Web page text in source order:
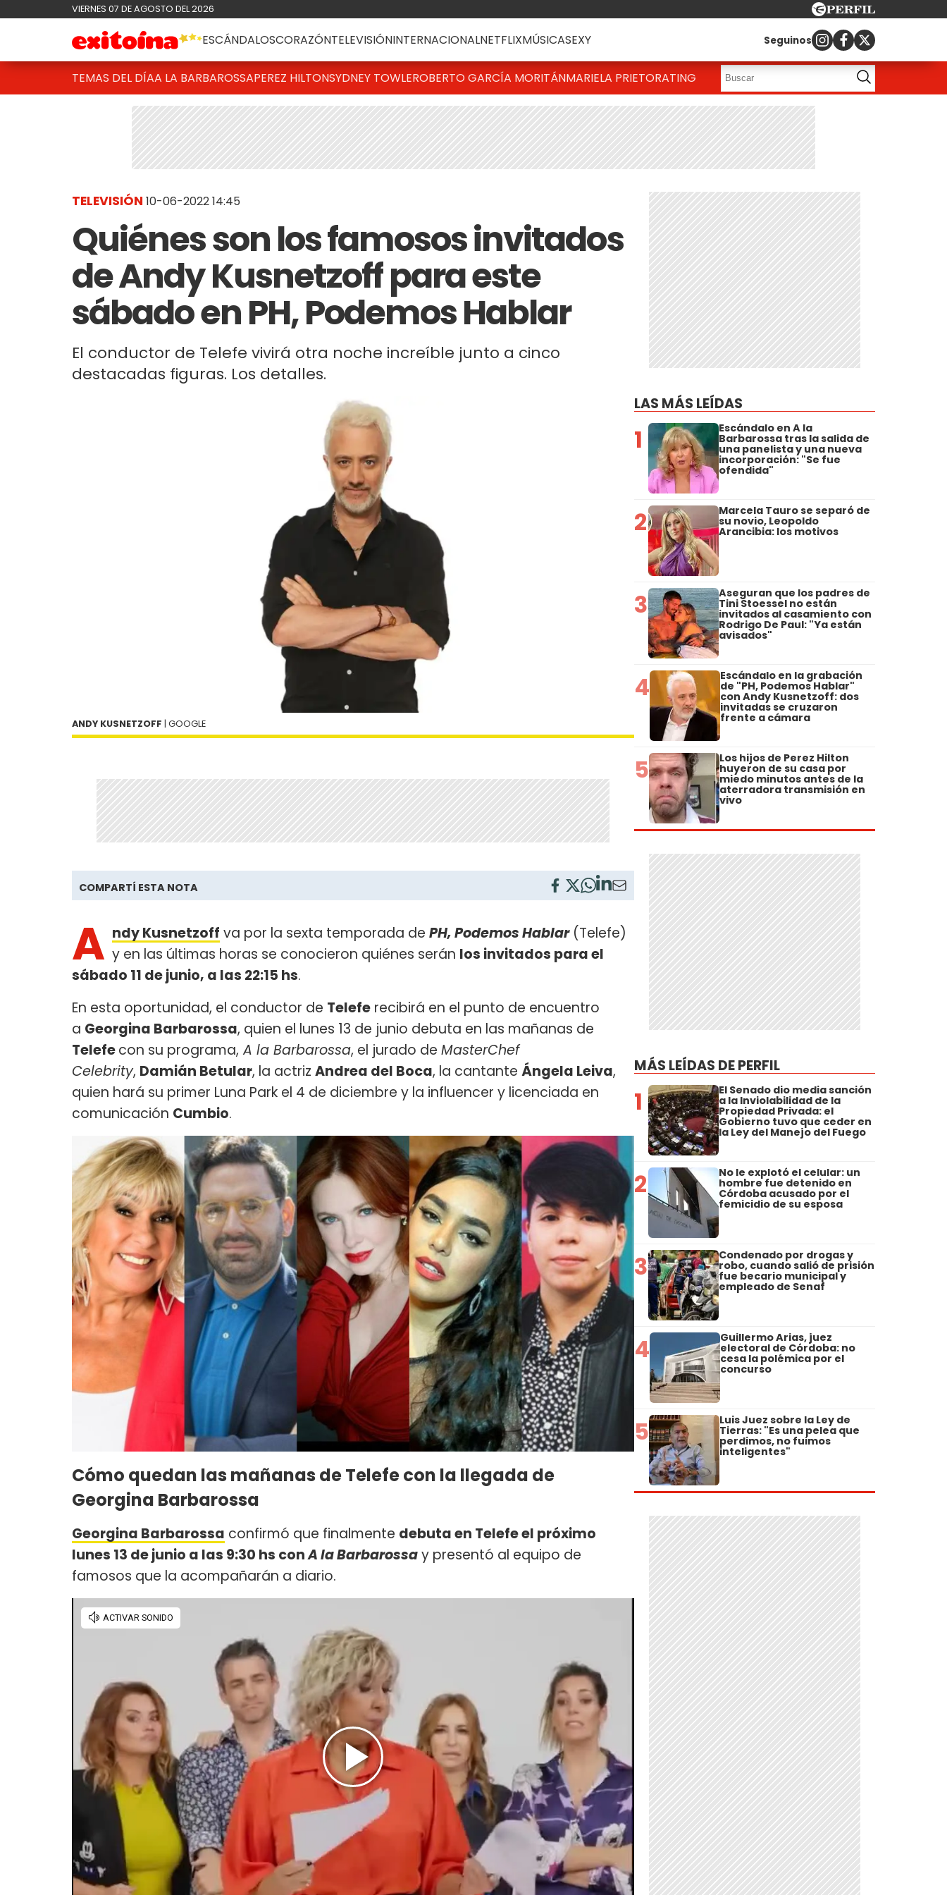
VIERNES 07 DE AGOSTO DEL 2026
ESCÁNDALOSCORAZÓNTELEVISIÓNINTERNACIONALNETFLIXMÚSICASEXY Seguinos
TEMAS DEL DÍAA LA BARBAROSSAPEREZ HILTONSYDNEY TOWLEROBERTO GARCÍA MORITÁNMARIELA PRIETORATING
TELEVISIÓN 10-06-2022 14:45
Quiénes son los famosos invitados
de Andy Kusnetzoff para este
sábado en PH, Podemos Hablar
El conductor de Telefe vivirá otra noche increíble junto a cinco
destacadas figuras. Los detalles.
ANDY KUSNETZOFF | GOOGLE
COMPARTÍ ESTA NOTA
A ndy Kusnetzoff va por la sexta temporada de PH, Podemos Hablar(Telefe)
y en las últimas horas se conocieron quiénes serán los invitados para el
sábado 11 de junio, a las 22:15 hs.
En esta oportunidad, el conductor de Telefe recibirá en el punto de encuentro
a Georgina Barbarossa, quien el lunes 13 de junio debuta en las mañanas de
Telefecon su programa, A la Barbarossa, el jurado de MasterChef
Celebrity, Damián Betular, la actriz Andrea del Boca, la cantante Ángela Leiva,
quien hará su primer Luna Park el 4 de diciembre y la influencer y licenciada en
comunicación Cumbio.
Cómo quedan las mañanas de Telefe con la llegada de
Georgina Barbarossa
Georgina Barbarossa confirmó que finalmente debuta en Telefe el próximo
lunes 13 de junio a las 9:30 hs conA la Barbarossay presentó al equipo de
famosos que la acompañarán a diario.
LAS MÁS LEÍDAS
1 Escándalo en A la
Barbarossa tras la salida de
una panelista y una nueva
incorporación: "Se fue
ofendida"
2 Marcela Tauro se separó de
su novio, Leopoldo
Arancibia: los motivos
3 Aseguran que los padres de
Tini Stoessel no están
invitados al casamiento con
Rodrigo De Paul: "Ya están
avisados"
4 Escándalo en la grabación
de "PH, Podemos Hablar"
con Andy Kusnetzoff: dos
invitadas se cruzaron
frente a cámara
5 Los hijos de Perez Hilton
huyeron de su casa por
miedo minutos antes de la
aterradora transmisión en
vivo
MÁS LEÍDAS DE PERFIL
1 El Senado dio media sanción
a la Inviolabilidad de la
Propiedad Privada: el
Gobierno tuvo que ceder en
la Ley del Manejo del Fuego
2 No le explotó el celular: un
hombre fue detenido en
Córdoba acusado por el
femicidio de su esposa
3 Condenado por drogas y
robo, cuando salió de prisión
fue becario municipal y
empleado de Senaf
4 Guillermo Arias, juez
electoral de Córdoba: no
cesa la polémica por el
concurso
5 Luis Juez sobre la Ley de
Tierras: "Es una pelea que
perdimos, no fuimos
inteligentes"